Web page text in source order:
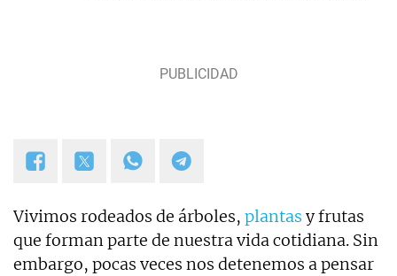
Navidad.
Vivimos rodeados de árboles, plantas y frutas
que forman parte de nuestra vida cotidiana. Sin
embargo, pocas veces nos detenemos a pensar